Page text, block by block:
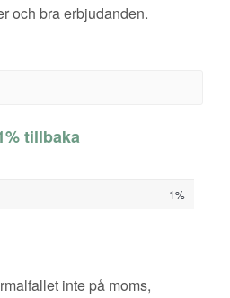
och bra erbjudanden.
tillbaka
1%
inte på moms,